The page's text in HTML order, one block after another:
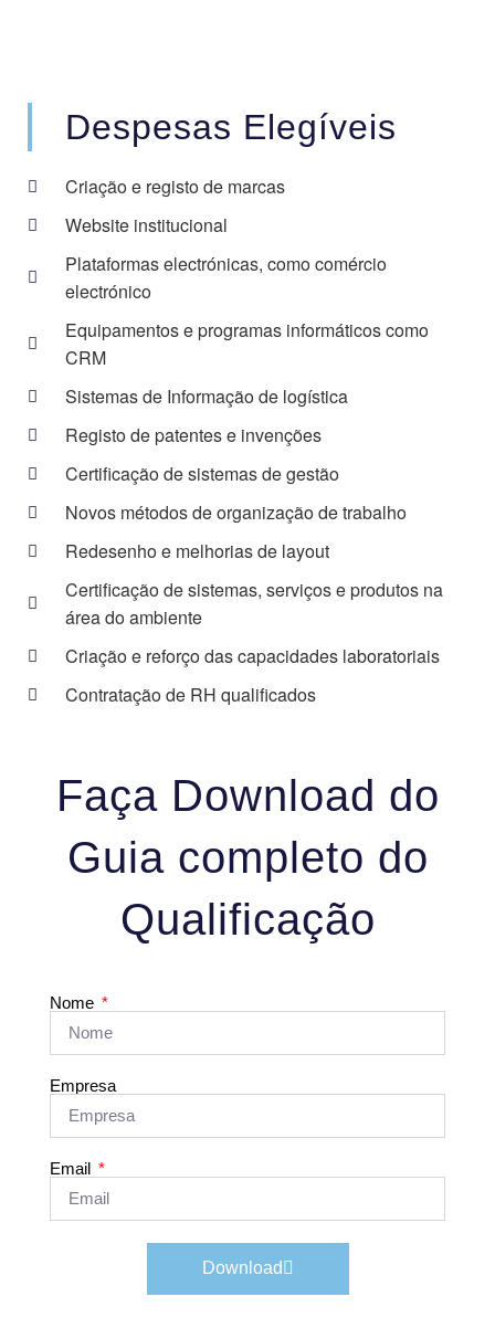
Despesas Elegíveis
Criação e registo de marcas
Website institucional
Plataformas electrónicas, como comércio
electrónico
Equipamentos e programas informáticos como
CRM
Sistemas de Informação de logística
Registo de patentes e invenções
Certificação de sistemas de gestão
Novos métodos de organização de trabalho
Redesenho e melhorias de layout
Certificação de sistemas, serviços e produtos na
área do ambiente
Criação e reforço das capacidades laboratoriais
Contratação de RH qualificados
Faça Download do
Guia completo do
Qualificação
Nome
Empresa
Email
Download